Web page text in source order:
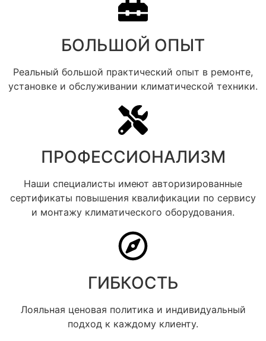
БОЛЬШОЙ ОПЫТ​
Реальный большой практический опыт в ремонте,
установке и обслуживании климатической техники.
ПРОФЕССИОНАЛИЗМ​
Наши специалисты имеют авторизированные
сертификаты повышения квалификации по сервису
и монтажу климатического оборудования.
ГИБКОСТЬ​
Лояльная ценовая политика и индивидуальный
подход к каждому клиенту.